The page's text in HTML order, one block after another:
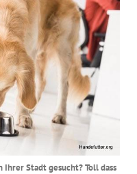
Stadt gesucht? Toll dass